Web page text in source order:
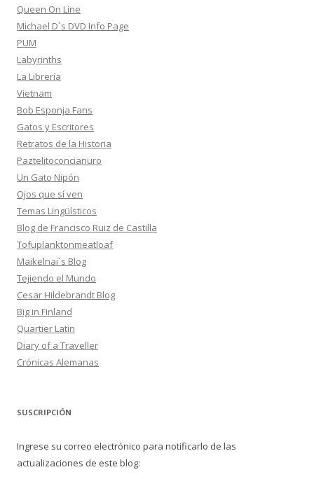
Queen On Line
Michael D´s DVD Info Page
PUM
Labyrinths
La Librería
Vietnam
Bob Esponja Fans
Gatos y Escritores
Retratos de la Historia
Paztelitoconcianuro
Un Gato Nipón
Ojos que sí ven
Temas Lingüísticos
Blog de Francisco Ruiz de Castilla
Tofuplanktonmeatloaf
Maikelnai´s Blog
Tejiendo el Mundo
Cesar Hildebrandt Blog
Big in Finland
Quartier Latin
Diary of a Traveller
Crónicas Alemanas
SUSCRIPCIÓN
Ingrese su correo electrónico para notificarlo de las
actualizaciones de este blog: